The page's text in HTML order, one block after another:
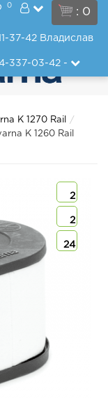
: 0
0
37-42 Владислав
337-03-42-
K 1270 Rail
K 1260 Rail
2
2
24